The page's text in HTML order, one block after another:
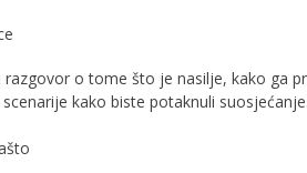
o tome što je nasilje, kako ga
kako biste potaknuli suosjećanje.